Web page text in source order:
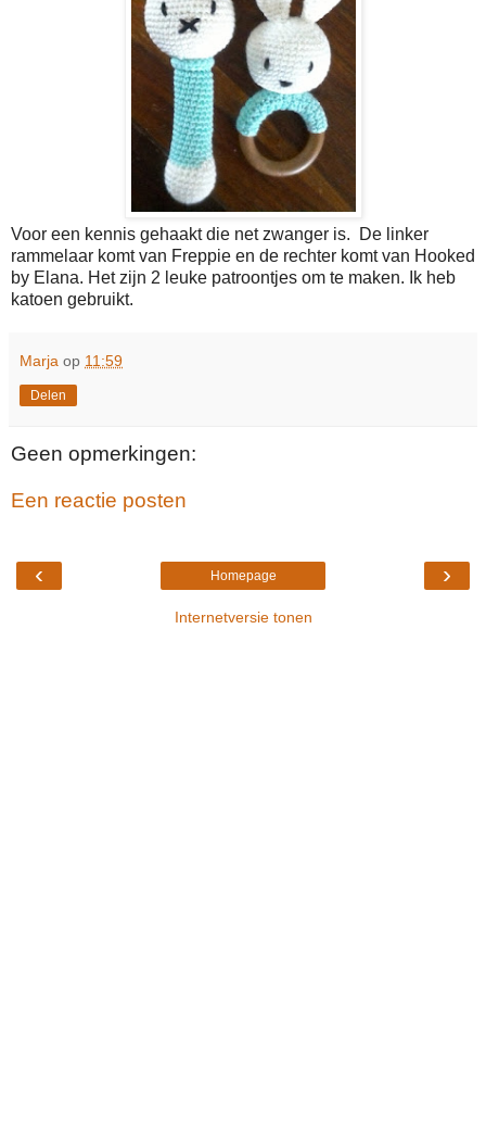
Voor een kennis gehaakt die net zwanger is. De linker
rammelaar komt van Freppie en de rechter komt van Hooked
by Elana. Het zijn 2 leuke patroontjes om te maken. Ik heb
katoen gebruikt.
Marja op 11:59
Delen
Geen opmerkingen:
Een reactie posten
‹ ›
Homepage
Internetversie tonen